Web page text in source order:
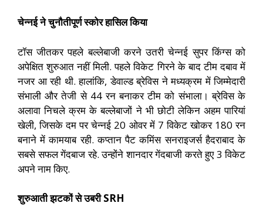
चेन्नई ने चुनौतीपूर्ण स्कोर हासिल किया
टॉस जीतकर पहले बल्लेबाजी करने उतरी चेन्नई सुपर किंग्स को
अपेक्षित शुरुआत नहीं मिली. पहले विकेट गिरने के बाद टीम दबाव में
नजर आ रही थी. हालांकि, डेवाल्ड ब्रेविस ने मध्यक्रम में जिम्मेदारी
संभाली और तेजी से 44 रन बनाकर टीम को संभाला। ब्रेविस के
अलावा निचले क्रम के बल्लेबाजों ने भी छोटी लेकिन अहम पारियां
खेली, जिसके दम पर चेन्नई 20 ओवर में 7 विकेट खोकर 180 रन
बनाने में कामयाब रही. कप्तान पैट कमिंस सनराइजर्स हैदराबाद के
सबसे सफल गेंदबाज रहे. उन्होंने शानदार गेंदबाजी करते हुए 3 विकेट
अपने नाम किए.
शुरुआती झटकों से उबरी SRH